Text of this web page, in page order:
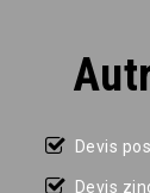
Devis
Devis